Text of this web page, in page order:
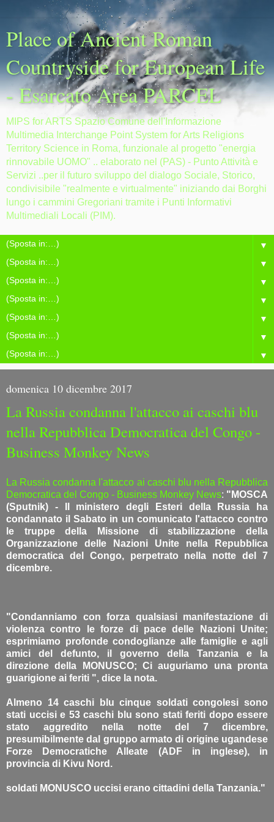
Place of Ancient Roman
Countryside for European Life
- Esarcato Area PARCEL
MIPS for ARTS Spazio Comune dell'Informazione
Multimedia Interchange Point System for Arts Religions
Territory Science in Roma, funzionale al progetto "energia
rinnovabile UOMO" .. elaborato nel (PAS) - Punto Attività e
Servizi ..per il futuro sviluppo del dialogo Sociale, Storico,
condivisibile "realmente e virtualmente" iniziando dai Borghi
lungo i cammini Gregoriani tramite i Punti Informativi
Multimediali Locali (PIM).
▼
▼
▼
▼
▼
▼
▼
domenica 10 dicembre 2017
La Russia condanna l'attacco ai caschi blu
nella Repubblica Democratica del Congo -
Business Monkey News
La Russia condanna l'attacco ai caschi blu nella Repubblica
Democratica del Congo - Business Monkey News: "MOSCA
(Sputnik) - Il ministero degli Esteri della Russia ha
condannato il Sabato in un comunicato l'attacco contro
le truppe della Missione di stabilizzazione della
Organizzazione delle Nazioni Unite nella Repubblica
democratica del Congo, perpetrato nella notte del 7
dicembre.
"Condanniamo con forza qualsiasi manifestazione di
violenza contro le forze di pace delle Nazioni Unite;
esprimiamo profonde condoglianze alle famiglie e agli
amici del defunto, il governo della Tanzania e la
direzione della MONUSCO; Ci auguriamo una pronta
guarigione ai feriti ", dice la nota.
Almeno 14 caschi blu cinque soldati congolesi sono
stati uccisi e 53 caschi blu sono stati feriti dopo essere
stato aggredito nella notte del 7 dicembre,
presumibilmente dal gruppo armato di origine ugandese
Forze Democratiche Alleate (ADF in inglese), in
provincia di Kivu Nord.
soldati MONUSCO uccisi erano cittadini della Tanzania."